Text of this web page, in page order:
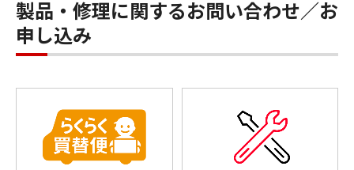
製品・修理に関するお問い合わせ／お
申し込み